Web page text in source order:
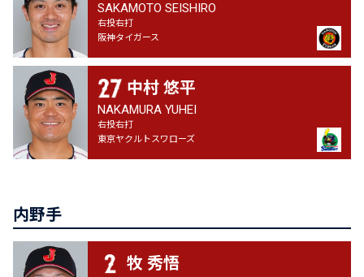
SAKAMOTO SEISHIRO
右投右打
阪神タイガース
中村 悠平
NAKAMURA YUHEI
右投右打
東京ヤクルトスワローズ
内野手
牧 秀悟